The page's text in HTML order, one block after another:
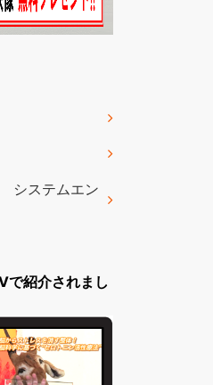
ステムエン
で紹介されまし